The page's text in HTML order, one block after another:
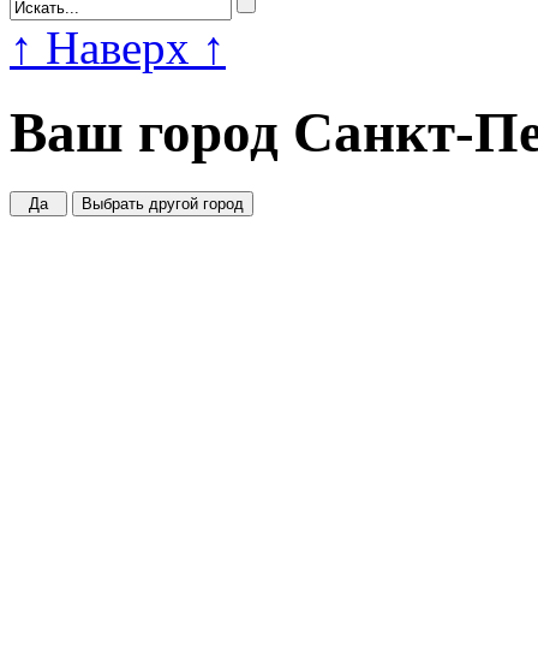
↑ Наверх ↑
Ваш город Санкт-
Да Выбрать другой город